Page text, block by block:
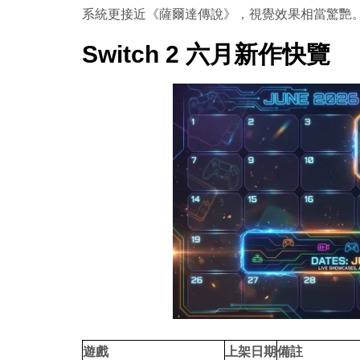
系統更接近《薩爾達傳說》，視覺效果相當驚艷
Switch 2 六月新作快覽
遊戲 上架日期備註